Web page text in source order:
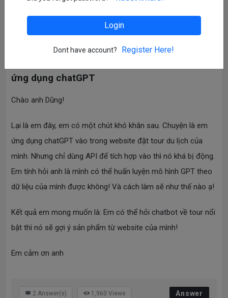
In:Programming
ứng dụng chatGPT
Chào anh Dũng!
Lại là em đây, em có một chút khó khăn sau. Chuyện là em
ứng dụng chatGPT vào trong website đặt tour du lịch của
mình. Nhưng chỉ dùng API để tích hợp vào thì nó khá bị động.
Em tính hỏi anh là mình có thể huấn luyện mô hình GPT theo
dữ liệu của mình được không! Và cách làm sẽ như thế nào ạ!
Kết quả em mong muốn là: Em có thể hỏi chatbot về tour nổi
bật thì nó sẽ gợi ý sản phẩm từ website của mình!
Em cảm ơn anh
2 Answer(s) 1,960 Views Answer
Login
Dont have account? Register Here!